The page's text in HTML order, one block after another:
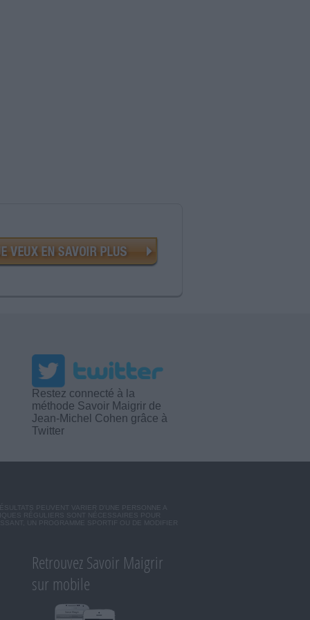
Restez connecté à la
méthode Savoir Maigrir de
Jean-Michel Cohen grâce à
Twitter
PEUVENT VARIER D'UNE PERSONNE A
RÉGULIERS SONT NÉCESSAIRES POUR
UN PROGRAMME SPORTIF OU DE MODIFIER
Retrouvez Savoir Maigrir
sur mobile